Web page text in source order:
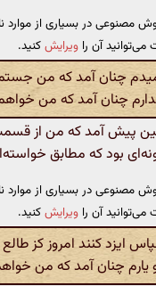
مصنوعی در بسیاری از موارد
آن را ویرایشکنید.
چنان آمد که من
چنان آمد که من
پیش آمد که من از
بود که مطابق
مصنوعی در بسیاری از موارد
آن را ویرایشکنید.
ایزد کنند امروز کز طالع
یارم چنان آمد که من